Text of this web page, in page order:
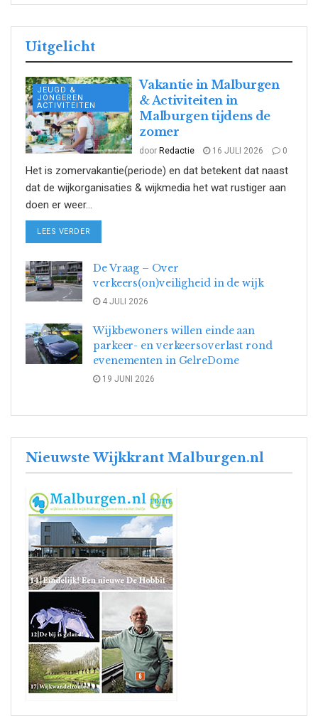
Uitgelicht
JEUGD &
JONGEREN
ACTIVITEITEN
Vakantie in Malburgen
& Activiteiten in
Malburgen tijdens de
zomer
door Redactie 16 JULI 2026 0
Het is zomervakantie(periode) en dat betekent dat naast
dat de wijkorganisaties & wijkmedia het wat rustiger aan
doen er weer...
LEES VERDER
De Vraag – Over
verkeers(on)veiligheid in de wijk
4 JULI 2026
Wijkbewoners willen einde aan
parkeer- en verkeersoverlast rond
evenementen in GelreDome
19 JUNI 2026
Nieuwste Wijkkrant Malburgen.nl